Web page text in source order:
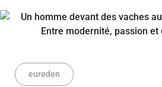
eureden